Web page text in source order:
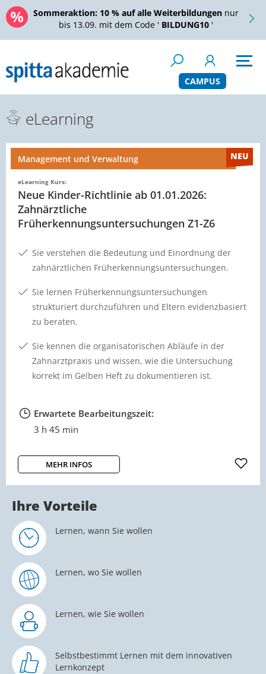
Sommeraktion: 10 % auf alle Weiterbildungen nur
bis 13.09. mit dem Code ' BILDUNG10 '
CAMPUS
eLearning
und Verwaltung
Richtlinie ab 01.01.2026:
Z1-Z6
die Bedeutung und Einordnung der
Früherkennungsuntersuchungen.
Früherkennungsuntersuchungen
durchzuführen und Eltern evidenzbasiert
die organisatorischen Abläufe in der
und wissen, wie die Untersuchung
Gelben Heft zu dokumentieren ist.
Bearbeitungszeit:
Ihre Vorteile
Lernen, wann Sie wollen
Lernen, wo Sie wollen
Lernen, wie Sie wollen
Selbstbestimmt Lernen mit dem innovativen
Lernkonzept